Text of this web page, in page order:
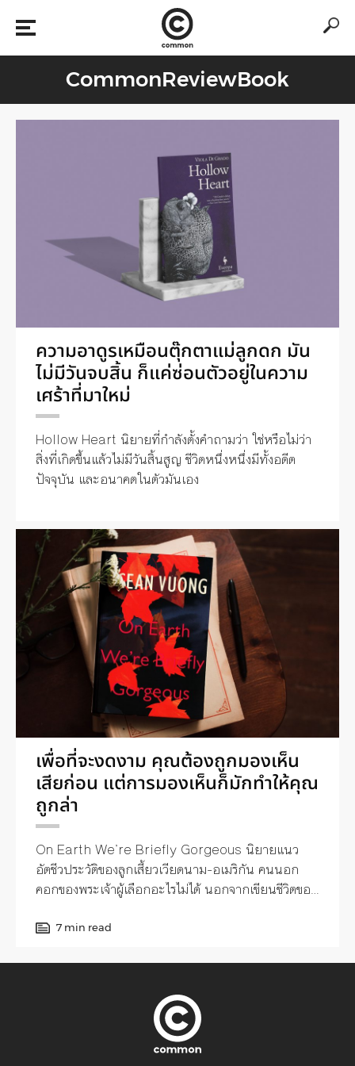
CommonReviewBook
ความอาดูรเหมือนตุ๊กตาแม่ลูกดก มัน
ไม่มีวันจบสิ้น ก็แค่ซ่อนตัวอยู่ในความ
เศร้าที่มาใหม่
Hollow Heart นิยายที่กำลังตั้งคำถามว่า ใช่หรือไม่ว่า
สิ่งที่เกิดขึ้นแล้วไม่มีวันสิ้นสูญ ชีวิตหนึ่งหนึ่งมีทั้งอดีต
ปัจจุบัน และอนาคตในตัวมันเอง
เพื่อที่จะงดงาม คุณต้องถูกมองเห็น
เสียก่อน แต่การมองเห็นก็มักทำให้คุณ
ถูกล่า
On Earth We’re Briefly Gorgeous นิยายแนว
อัตชีวประวัติของลูกเสี้ยวเวียดนาม-อเมริกัน คนนอก
คอกของพระเจ้าผู้เลือกอะไรไม่ได้ นอกจากเขียนชีวิตของ
7 min read